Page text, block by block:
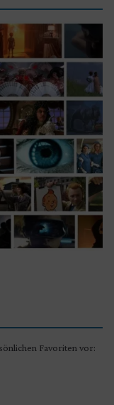
Favoriten vor: